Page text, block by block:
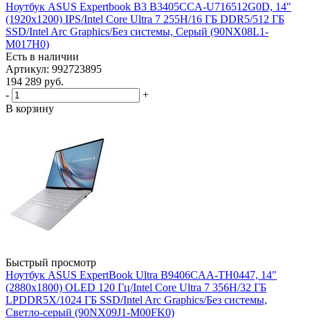
Ноутбук ASUS Expertbook B3 B3405CCA-U716512G0D, 14"
(1920x1200) IPS/Intel Core Ultra 7 255H/16 ГБ DDR5/512 ГБ
SSD/Intel Arc Graphics/Без системы, Серый (90NX08L1-
M017H0)
Есть в наличии
Артикул: 992723895
194 289 руб.
-
+
В корзину
Быстрый просмотр
Ноутбук ASUS ExpertBook Ultra B9406CAA-TH0447, 14"
(2880x1800) OLED 120 Гц/Intel Core Ultra 7 356H/32 ГБ
LPDDR5X/1024 ГБ SSD/Intel Arc Graphics/Без системы,
Светло-серый (90NX09J1-M00FK0)